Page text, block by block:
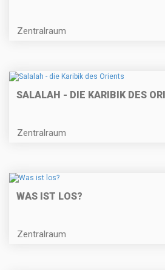
Zentralraum
SALALAH - DIE KARIBIK DES
Zentralraum
WAS IST LOS?
Zentralraum